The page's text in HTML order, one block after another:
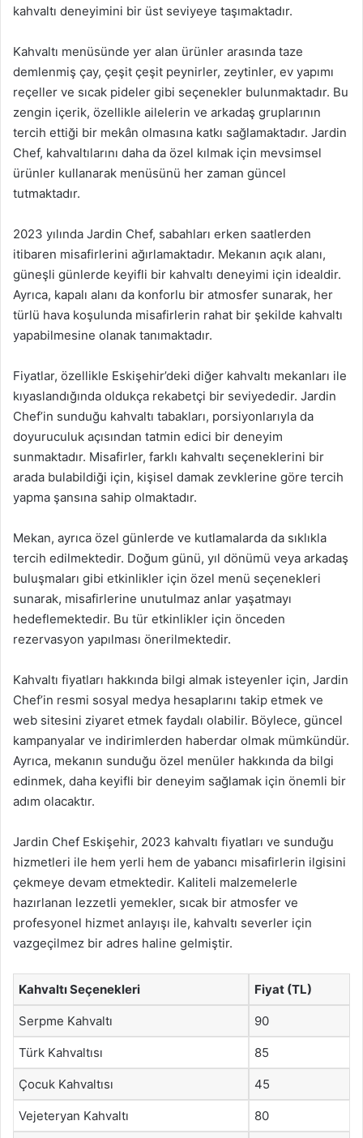
kahvaltı deneyimini bir üst seviyeye taşımaktadır.
Kahvaltı menüsünde yer alan ürünler arasında taze
demlenmiş çay, çeşit çeşit peynirler, zeytinler, ev yapımı
reçeller ve sıcak pideler gibi seçenekler bulunmaktadır. Bu
zengin içerik, özellikle ailelerin ve arkadaş gruplarının
tercih ettiği bir mekân olmasına katkı sağlamaktadır. Jardin
Chef, kahvaltılarını daha da özel kılmak için mevsimsel
ürünler kullanarak menüsünü her zaman güncel
tutmaktadır.
2023 yılında Jardin Chef, sabahları erken saatlerden
itibaren misafirlerini ağırlamaktadır. Mekanın açık alanı,
güneşli günlerde keyifli bir kahvaltı deneyimi için idealdir.
Ayrıca, kapalı alanı da konforlu bir atmosfer sunarak, her
türlü hava koşulunda misafirlerin rahat bir şekilde kahvaltı
yapabilmesine olanak tanımaktadır.
Fiyatlar, özellikle Eskişehir’deki diğer kahvaltı mekanları ile
kıyaslandığında oldukça rekabetçi bir seviyededir. Jardin
Chef’in sunduğu kahvaltı tabakları, porsiyonlarıyla da
doyuruculuk açısından tatmin edici bir deneyim
sunmaktadır. Misafirler, farklı kahvaltı seçeneklerini bir
arada bulabildiği için, kişisel damak zevklerine göre tercih
yapma şansına sahip olmaktadır.
Mekan, ayrıca özel günlerde ve kutlamalarda da sıklıkla
tercih edilmektedir. Doğum günü, yıl dönümü veya arkadaş
buluşmaları gibi etkinlikler için özel menü seçenekleri
sunarak, misafirlerine unutulmaz anlar yaşatmayı
hedeflemektedir. Bu tür etkinlikler için önceden
rezervasyon yapılması önerilmektedir.
Kahvaltı fiyatları hakkında bilgi almak isteyenler için, Jardin
Chef’in resmi sosyal medya hesaplarını takip etmek ve
web sitesini ziyaret etmek faydalı olabilir. Böylece, güncel
kampanyalar ve indirimlerden haberdar olmak mümkündür.
Ayrıca, mekanın sunduğu özel menüler hakkında da bilgi
edinmek, daha keyifli bir deneyim sağlamak için önemli bir
adım olacaktır.
Jardin Chef Eskişehir, 2023 kahvaltı fiyatları ve sunduğu
hizmetleri ile hem yerli hem de yabancı misafirlerin ilgisini
çekmeye devam etmektedir. Kaliteli malzemelerle
hazırlanan lezzetli yemekler, sıcak bir atmosfer ve
profesyonel hizmet anlayışı ile, kahvaltı severler için
vazgeçilmez bir adres haline gelmiştir.
Kahvaltı Seçenekleri Fiyat (TL)
Serpme Kahvaltı 90
Türk Kahvaltısı 85
Çocuk Kahvaltısı 45
Vejeteryan Kahvaltı 80